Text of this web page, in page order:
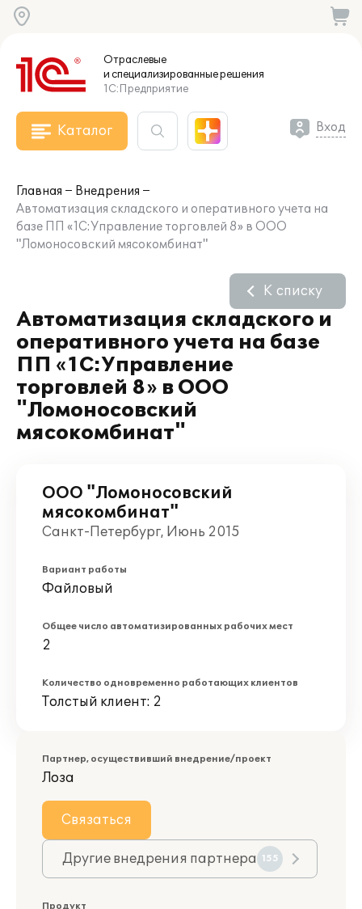
Отраслевые
и специализированныерешения
1С:Предприятие
Каталог Вход
Главная
Внедрения
Автоматизация складского и оперативного учета на
базе ПП «1С:Управление торговлей 8» в ООО
"Ломоносовский мясокомбинат"
Автоматизация складского и
оперативного учета на базе
ПП «1С:Управление
торговлей 8» в ООО
"Ломоносовский
мясокомбинат"
К списку
ООО "Ломоносовский
мясокомбинат"
Санкт-Петербург, Июнь 2015
Вариант работы
Файловый
Общее число автоматизированных рабочих мест
2
Количество одновременно работающих клиентов
Толстый клиент: 2
Партнер, осуществивший внедрение/проект
Лоза
Связаться
Другие внедрения партнера 155
Продукт